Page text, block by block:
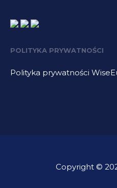
POLITYKA PRYWATNOŚCI
Polityka prywatności
Copyright ©